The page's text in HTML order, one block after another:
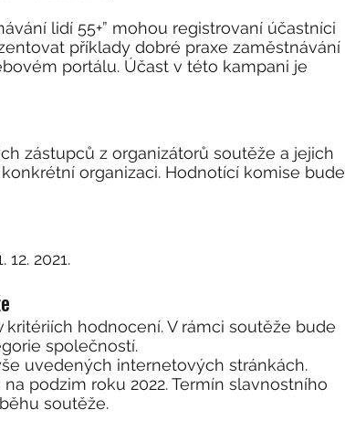
lidí 55+” mohou registrovaní účastníci
příklady dobré praxe zaměstnávání
portálu. Účast v této kampani je
zástupců z organizátorů soutěže a jejich
organizaci. Hodnotící komise bude
2021.
hodnocení. V rámci soutěže bude
společností.
uvedených internetových stránkách.
podzim roku 2022. Termín slavnostního
soutěže.